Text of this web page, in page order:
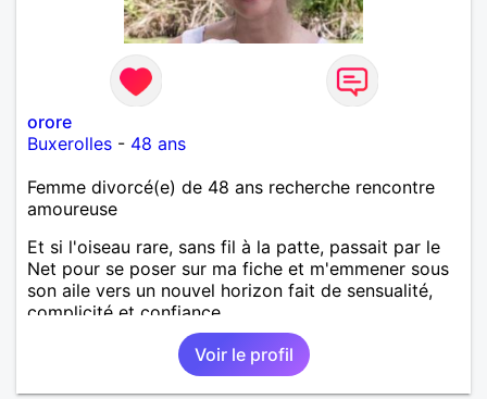
orore
Buxerolles - 48 ans
Femme divorcé(e) de 48 ans recherche rencontre
amoureuse
Et si l'oiseau rare, sans fil à la patte, passait par le
Net pour se poser sur ma fiche et m'emmener sous
son aile vers un nouvel horizon fait de sensualité,
complicité et confiance.
Voir le profil